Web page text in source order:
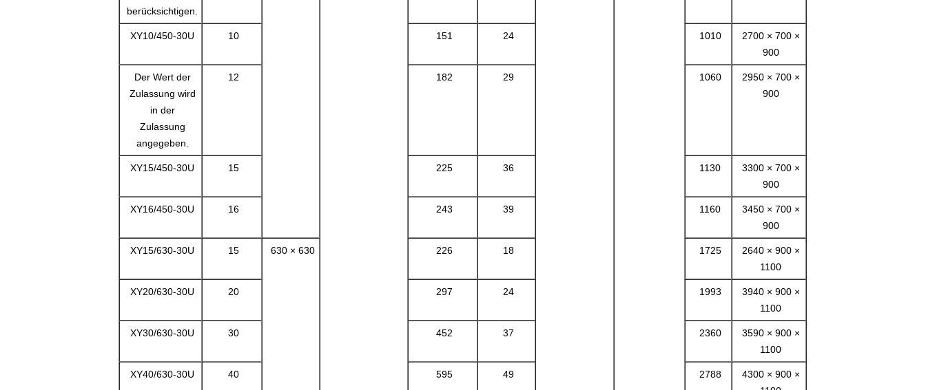
berücksichtigen.
XY10/450-30U 10 151 24 1010
2700 × 700 ×
900
Der Wert der
Zulassung wird
in der
Zulassung
angegeben.
12 182 29 1060
2950 × 700 ×
900
XY15/450-30U 15 225 36 1130
3300 × 700 ×
900
XY16/450-30U 16 243 39 1160
3450 × 700 ×
900
XY15/630-30U 15 630 × 630 226 18 1725
2640 × 900 ×
1100
XY20/630-30U 20 297 24 1993
3940 × 900 ×
1100
XY30/630-30U 30 452 37 2360
3590 × 900 ×
1100
XY40/630-30U 40 595 49 2788
4300 × 900 ×